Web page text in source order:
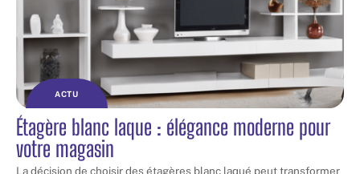
ACTU
Étagère blanc laque : élégance moderne pour
votre magasin
La décision de choisir des étagères blanc laqué peut transformer